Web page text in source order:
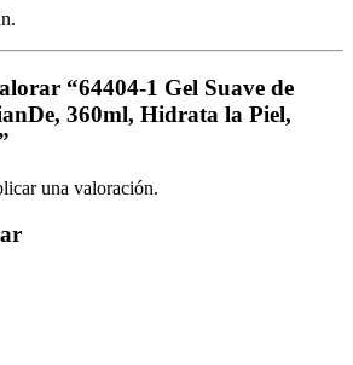
“64404-1 Gel Suave de
360ml, Hidrata la Piel,
una valoración.